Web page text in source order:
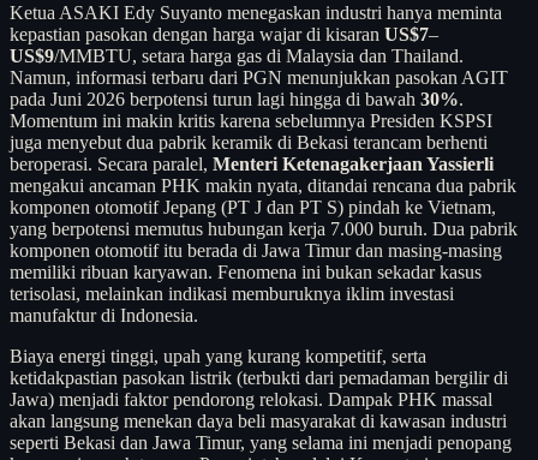
Ketua ASAKI Edy Suyanto menegaskan industri hanya meminta
kepastian pasokan dengan harga wajar di kisaran US$7–
US$9/MMBTU, setara harga gas di Malaysia dan Thailand.
Namun, informasi terbaru dari PGN menunjukkan pasokan AGIT
pada Juni 2026 berpotensi turun lagi hingga di bawah 30%.
Momentum ini makin kritis karena sebelumnya Presiden KSPSI
juga menyebut dua pabrik keramik di Bekasi terancam berhenti
beroperasi. Secara paralel, Menteri Ketenagakerjaan Yassierli
mengakui ancaman PHK makin nyata, ditandai rencana dua pabrik
komponen otomotif Jepang (PT J dan PT S) pindah ke Vietnam,
yang berpotensi memutus hubungan kerja 7.000 buruh. Dua pabrik
komponen otomotif itu berada di Jawa Timur dan masing-masing
memiliki ribuan karyawan. Fenomena ini bukan sekadar kasus
terisolasi, melainkan indikasi memburuknya iklim investasi
manufaktur di Indonesia.
Biaya energi tinggi, upah yang kurang kompetitif, serta
ketidakpastian pasokan listrik (terbukti dari pemadaman bergilir di
Jawa) menjadi faktor pendorong relokasi. Dampak PHK massal
akan langsung menekan daya beli masyarakat di kawasan industri
seperti Bekasi dan Jawa Timur, yang selama ini menjadi penopang